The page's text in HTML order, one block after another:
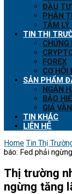
ĐẦU TƯ
PHÂN
TÂM
TIN THỊ
CHỨNG
FOREX
CƠ HỘI
SẢN PHẨM
NGÂN
BẢO
GIÁ
TIN KHÁC
LIÊN HỆ
Home Tin Thị
báo: Fed phải
Thị trường
ngừng tăng